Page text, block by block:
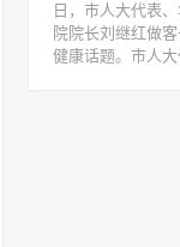
日，市人大代表
院院长刘继红做
健康话题。市人大